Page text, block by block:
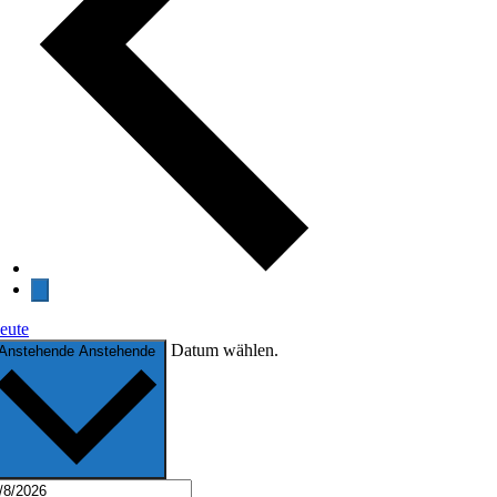
Anstehende Datum wählen.